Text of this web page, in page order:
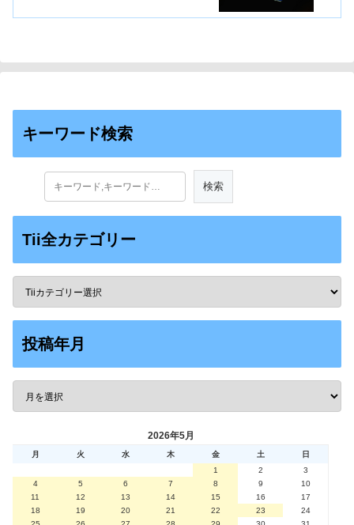
キーワード検索
Tii全カテゴリー
投稿年月
2026年5月
月 火 水 木 金 土
日
1
2
3
4
5 6 7 8 9
10
11
12 13 14 15 16
17
18
19 20 21 22 23
24